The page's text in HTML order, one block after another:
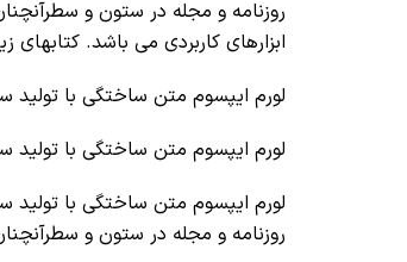
روزنامه و مجله در ستون و
ابزارهای کاربردی می باشد.
لورم ایپسوم متن ساختگی با
لورم ایپسوم متن ساختگی با تولید
لورم ایپسوم متن ساختگی با تولید
روزنامه و مجله در ستون و